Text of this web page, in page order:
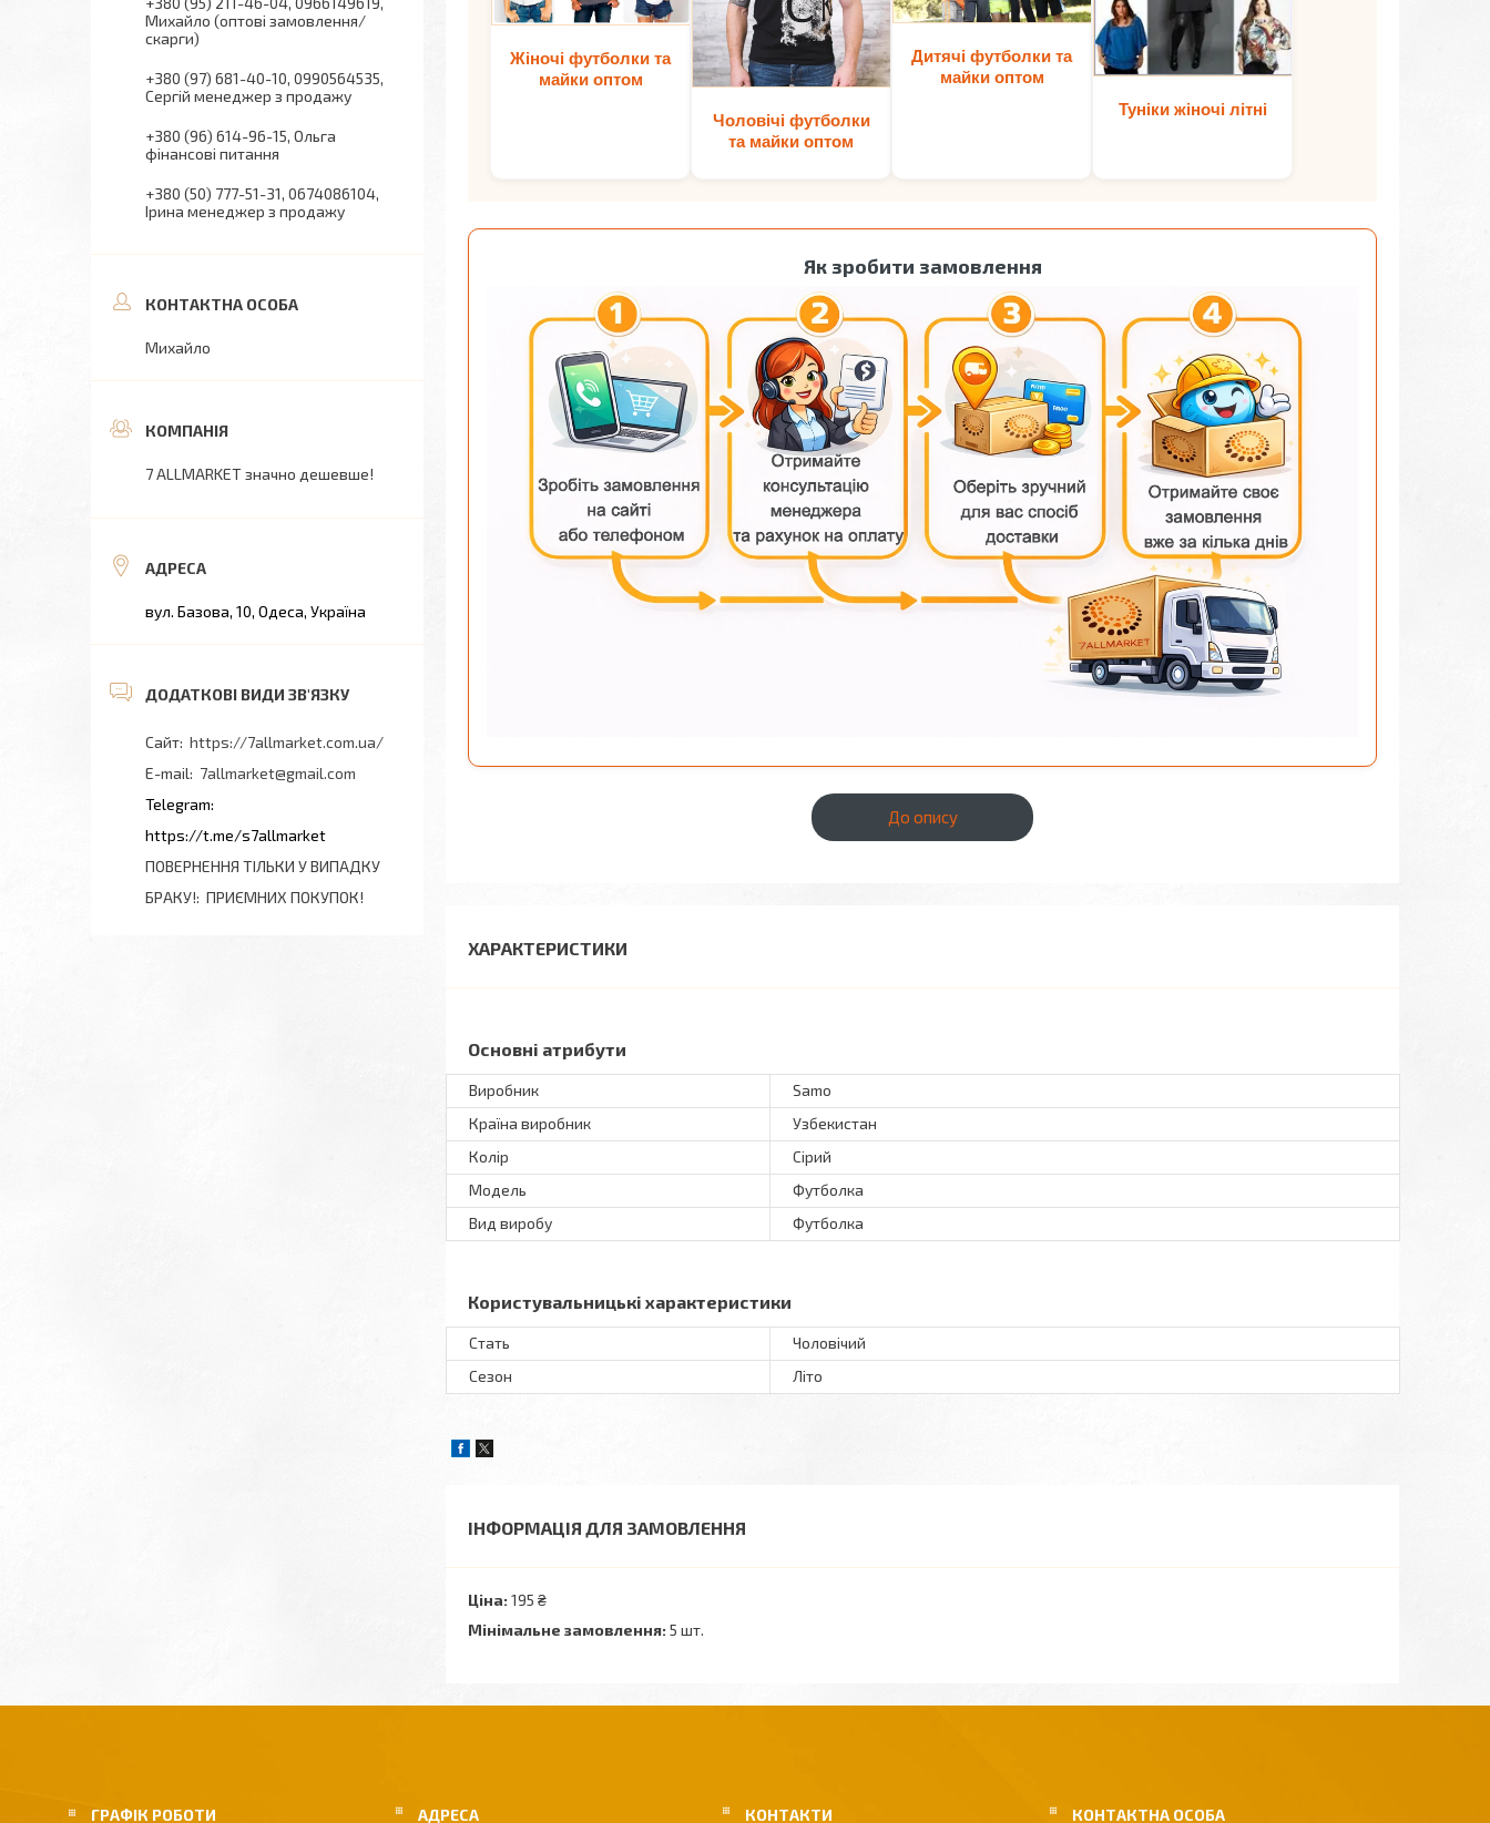
Жіночі футболки та
майки оптом
Чоловічі футболки
та майки оптом
Дитячі футболки та
майки оптом
Туніки жіночі літні
Як зробити замовлення
До опису
ХАРАКТЕРИСТИКИ
Основні атрибути
Виробник
Samo
Країна виробник
Узбекистан
Колір
Сірий
Модель
Футболка
Вид виробу
Футболка
Користувальницькі характеристики
Стать
Чоловічий
Сезон
Літо
ІНФОРМАЦІЯ ДЛЯ ЗАМОВЛЕННЯ
Ціна: 195 ₴
Мінімальне замовлення: 5 шт.
Михайло (оптові замовлення/
скарги)
+380 (97) 681-40-10 0990564535
Сергій менеджер з продажу
+380 (96) 614-96-15 Ольга
фінансові питання
+380 (50) 777-51-31 0674086104
Ірина менеджер з продажу
Михайло
7 ALLMARKET значно дешевше!
вул. Базова, 10, Одеса, Україна
https://7allmarket.com.ua/
7allmarket@gmail.com
https://t.me/s7allmarket
ПОВЕРНЕННЯ ТІЛЬКИ У ВИПАДКУ
БРАКУ! ПРИЄМНИХ ПОКУПОК!
ГРАФІК РОБОТИ